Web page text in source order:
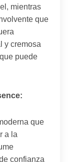
mientras
que
y cremosa
puede
que
a la
confianza